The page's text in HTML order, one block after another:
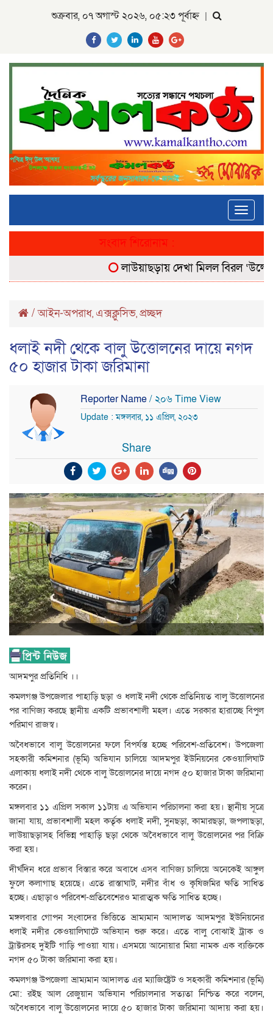
শুক্রবার, ০৭ অগাস্ট ২০২৬, ০৫:২৩ পূর্বাহ্ন |
Toggle
সংবাদ শিরোনাম :
লাউয়াছড়ায় দেখা মিলল বিরল
/আইন-অপরাধ, এক্সক্লুসিভ, প্রচ্ছদ
ধলাই নদী থেকে বালু উত্তোলনের দায়ে নগদ
৫০ হাজার টাকা জরিমানা
Reporter Name/ ২০৬ Time View
Update : মঙ্গলবার, ১১ এপ্রিল, ২০২৩
Share
আদমপুর প্রতিনিধি ।।
কমলগঞ্জ উপজেলার পাহাড়ি ছড়া ও ধলাই নদী থেকে প্রতিনিয়ত বালু উত্তোলনের
পর বাণিজ্য করছে স্থানীয় একটি প্রভাবশালী মহল। এতে সরকার হারাচ্ছে বিপুল
পরিমাণ রাজস্ব।
অবৈধভাবে বালু উত্তোলনের ফলে বিপর্যস্ত হচ্ছে পরিবেশ-প্রতিবেশ। উপজেলা
সহকারী কমিশনার (ভূমি) অভিযান চালিয়ে আদমপুর ইউনিয়নের কেওয়ালিঘাট
এলাকায় ধলাই নদী থেকে বালু উত্তোলনের দায়ে নগদ ৫০ হাজার টাকা জরিমানা
করেন।
মঙ্গলবার ১১ এপ্রিল সকাল ১১টায় এ অভিযান পরিচালনা করা হয়। স্থানীয় সূত্রে
জানা যায়, প্রভাবশালী মহল কর্তৃক ধলাই নদী, সুনছড়া, কামারছড়া, জপলাছড়া,
লাউয়াছড়াসহ বিভিন্ন পাহাড়ি ছড়া থেকে অবৈধভাবে বালু উত্তোলনের পর বিক্রি
করা হয়।
দীর্ঘদিন ধরে প্রভাব বিস্তার করে অবাধে এসব বাণিজ্য চালিয়ে অনেকেই আঙ্গুল
ফুলে কলাগাছ হয়েছে। এতে রাস্তাঘাট, নদীর বাঁধ ও কৃষিজমির ক্ষতি সাধিত
হচ্ছে। এছাড়াও পরিবেশ-প্রতিবেশেরও মারাত্মক ক্ষতি সাধিত হচ্ছে।
মঙ্গলবার গোপন সংবাদের ভিত্তিতে ভ্রাম্যমান আদালত আদমপুর ইউনিয়নের
ধলাই নদীর কেওয়ালিঘাটে অভিযান শুরু করে। এতে বালু বোঝাই ট্রাক ও
ট্রাক্টরসহ দুইটি গাড়ি পাওয়া যায়। এসময়ে আনোয়ার মিয়া নামক এক ব্যক্তিকে
নগদ ৫০ টাকা জরিমানা করা হয়।
কমলগঞ্জ উপজেলা ভ্রাম্যমান আদালত এর ম্যাজিষ্ট্রেট ও সহকারী কমিশনার (ভূমি)
মো: রইছ আল রেজুয়ান অভিযান পরিচালনার সত্যতা নিশ্চিত করে বলেন,
অবৈধভাবে বালু উত্তোলনের দায়ে ৫০ হাজার টাকা জরিমানা আদায় করা হয়।